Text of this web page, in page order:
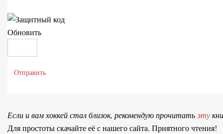
Обновить
Отправить
Если и вам хоккей стал близок, рекомендую прочитатьэту
Для простоты скачайте её с нашего сайта. Приятного чтения!